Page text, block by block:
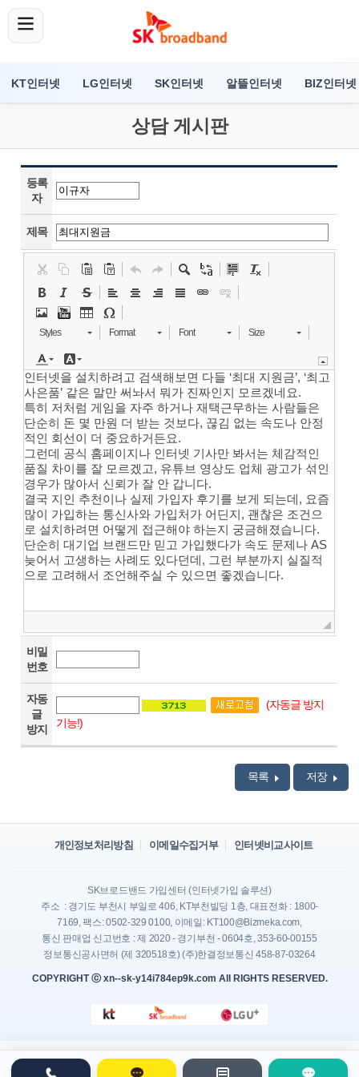
KT인터넷 LG인터넷 SK인터넷 알뜰인터넷 BIZ인터넷
상담 게시판
등록
자
제목
Styles Format Font Size
비밀
번호
자동
글
방지
(자동글 방지
기능!)
목록 저장
개인정보처리방침 이메일수집거부 인터넷비교사이트
SK브로드밴드 가입센터 (인터넷가입 솔루션)
주소 : 경기도 부천시 부일로 406, KT부천빌딩 1층, 대표전화 : 1800-
7169, 팩스: 0502-329 0100, 이메일: KT100@Bizmeka.com,
통신 판매업 신고번호 : 제 2020 - 경기부천 - 0604호, 353-60-00155
정보통신공사면허 (제 320518호) (주)한결정보통신 458-87-03264
COPYRIGHT ⓒ xn--sk-y14i784ep9k.com All RIGHTS RESERVED.